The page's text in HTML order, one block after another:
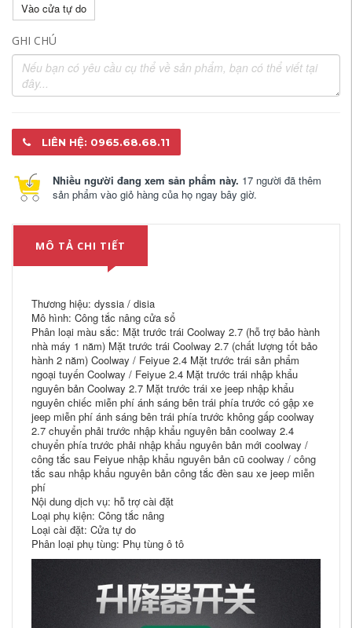
Vào cửa tự do
GHI CHÚ
LIÊN HỆ: 0965.68.68.11
Nhiều người đang xem sản phẩm này. 17 người đã thêm
sản phẩm vào giỏ hàng của họ ngay bây giờ.
MÔ TẢ CHI TIẾT
Thương hiệu: dyssia / disia
Mô hình: Công tắc nâng cửa sổ
Phân loại màu sắc: Mặt trước trái Coolway 2.7 (hỗ trợ bảo hành
nhà máy 1 năm) Mặt trước trái Coolway 2.7 (chất lượng tốt bảo
hành 2 năm) Coolway / Feiyue 2.4 Mặt trước trái sản phẩm
ngoại tuyến Coolway / Feiyue 2.4 Mặt trước trái nhập khẩu
nguyên bản Coolway 2.7 Mặt trước trái xe jeep nhập khẩu
nguyên chiếc miễn phí ánh sáng bên trái phía trước có gập xe
jeep miễn phí ánh sáng bên trái phía trước không gấp coolway
2.7 chuyển phải trước nhập khẩu nguyên bản coolway 2.4
chuyển phía trước phải nhập khẩu nguyên bản mới coolway /
công tắc sau Feiyue nhập khẩu nguyên bản cũ coolway / công
tắc sau nhập khẩu nguyên bản công tắc đèn sau xe jeep miễn
phí
Nội dung dịch vụ: hỗ trợ cài đặt
Loại phụ kiện: Công tắc nâng
Loại cài đặt: Cửa tự do
Phân loại phụ tùng: Phụ tùng ô tô